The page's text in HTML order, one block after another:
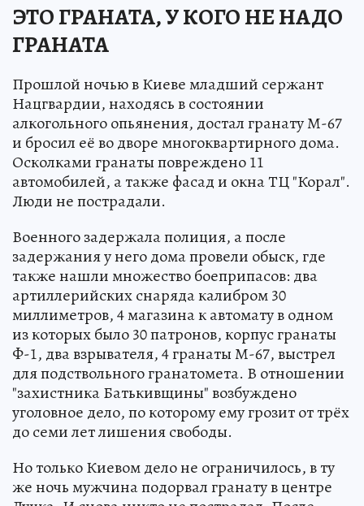
ЭТО ГРАНАТА, У КОГО НЕ НАДО
ГРАНАТА
Прошлой ночью в Киеве младший сержант
Нацгвардии, находясь в состоянии
алкогольного опьянения, достал гранату М-67
и бросил её во дворе многоквартирного дома.
Осколками гранаты повреждено 11
автомобилей, а также фасад и окна ТЦ "Корал".
Люди не пострадали.
Военного задержала полиция, а после
задержания у него дома провели обыск, где
также нашли множество боеприпасов: два
артиллерийских снаряда калибром 30
миллиметров, 4 магазина к автомату в одном
из которых было 30 патронов, корпус гранаты
Ф-1, два взрывателя, 4 гранаты М-67, выстрел
для подствольного гранатомета. В отношении
"захистника Батькивщины" возбуждено
уголовное дело, по которому ему грозит от трёх
до семи лет лишения свободы.
Но только Киевом дело не ограничилось, в ту
же ночь мужчина подорвал гранату в центре